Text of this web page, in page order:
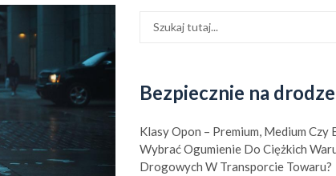
Bezpiecznie na drodze
Klasy Opon – Premium, Medium Czy
Wybrać Ogumienie Do Ciężkich
Drogowych W Transporcie Towaru?